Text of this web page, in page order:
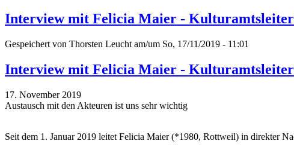
Interview mit Felicia Maier -
Gespeichert von Thorsten Leucht am/um So, 17/11/2019 - 11:01
Interview mit Felicia Maier -
17. November 2019
Austausch mit den Akteuren ist uns sehr wichtig
Seit dem 1. Januar 2019 leitet Felicia Maier (*1980, Rottweil) in direkter